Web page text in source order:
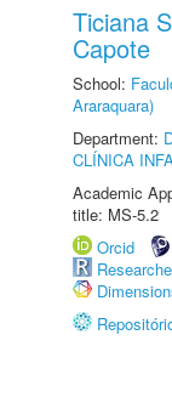
Ticiana
Capote
School:
Araraquara)
Department:
CLÍNICA
Academic
title: MS-5.2
Orcid